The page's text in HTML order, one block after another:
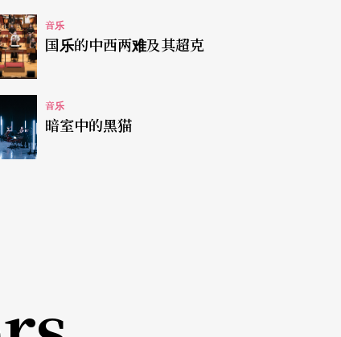
有巧思，贝斯与鼓的配合让人相当激
点纳闷，这位老兄去年也来台湾演奏，
奏，迪．费洛的表现都不好，用「差强
有些令人吃惊。今年现场台上，迪．费
有表现出什么魅力。对听众而言，唯一
音乐
国乐的中西两难及其超克
音乐
暗室中的黑猫